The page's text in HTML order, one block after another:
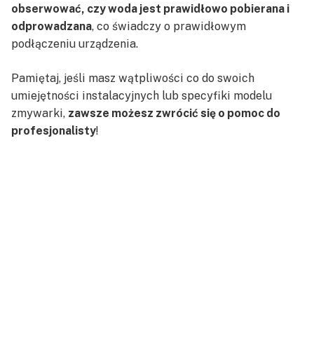
obserwować, czy woda jest prawidłowo pobierana i
odprowadzana, co świadczy o prawidłowym
podłączeniu urządzenia.
Pamiętaj, jeśli masz wątpliwości co do swoich
umiejętności instalacyjnych lub specyfiki modelu
zmywarki, zawsze możesz zwrócić się o pomoc do
profesjonalisty!